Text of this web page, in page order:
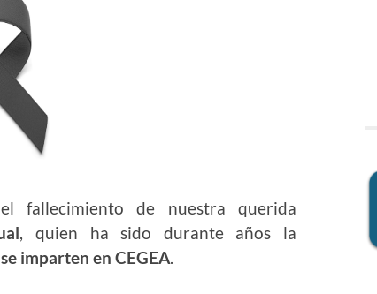
fallecimiento de nuestra querida
, quien ha sido durante años la
imparten en CEGEA.